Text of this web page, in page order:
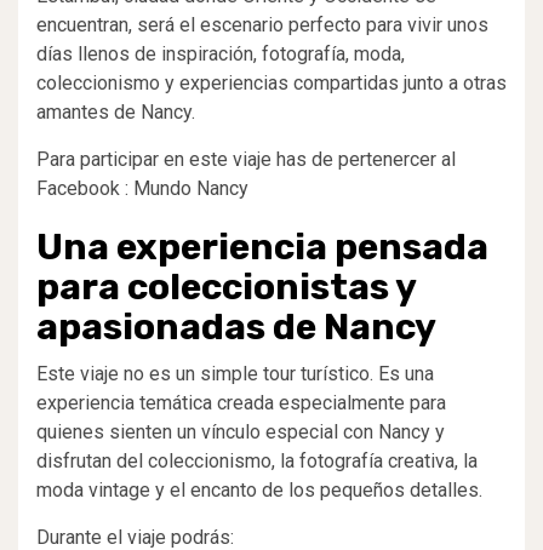
encuentran, será el escenario perfecto para vivir unos
días llenos de inspiración, fotografía, moda,
coleccionismo y experiencias compartidas junto a otras
amantes de Nancy.
Para participar en este viaje has de pertenercer al
Facebook : Mundo Nancy
Una experiencia pensada
para coleccionistas y
apasionadas de Nancy
Este viaje no es un simple tour turístico. Es una
experiencia temática creada especialmente para
quienes sienten un vínculo especial con Nancy y
disfrutan del coleccionismo, la fotografía creativa, la
moda vintage y el encanto de los pequeños detalles.
Durante el viaje podrás: